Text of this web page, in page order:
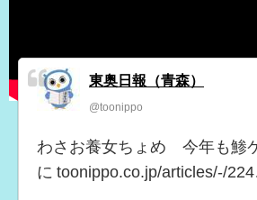
東奥日報（青森）
@toonippo
わさお養女ちょめ 今年も鯵
に toonippo.co.jp/articles/-/